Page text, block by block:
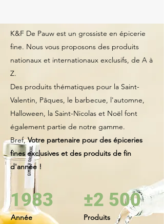
K&F De Pauw est un grossiste en épicerie
fine. Nous vous proposons des produits
nationaux et internationaux exclusifs, de A à
Z.
Des produits thématiques pour la Saint-
Valentin, Pâques, le barbecue, l'automne,
Halloween, la Saint-Nicolas et Noël font
également partie de notre gamme.
Bref,Votre partenaire pour des épiceries
fines exclusives et des produits de fin
d'année !
1983
Année
±2 500
Produits